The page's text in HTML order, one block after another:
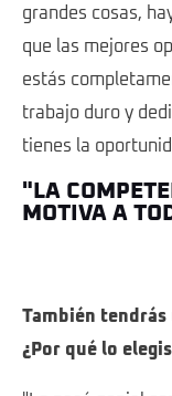
grandes cosas,
que las mejores
estás
trabajo duro y
tienes la
"LA
MOTIVA A
También tendrás
¿Por qué lo